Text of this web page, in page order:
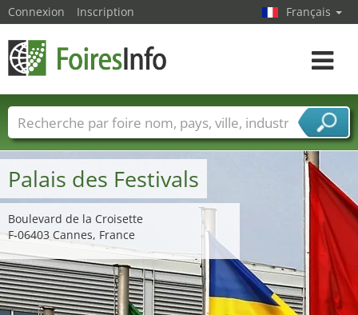
Palais des Festivals
Boulevard de la Croisette
F-06403 Cannes, France
Connexion Inscription Français
Toggle
Foire noms Pays Villes
Secteurs de foire
Secteurs du fournisseur de services